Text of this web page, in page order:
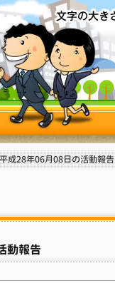
成28年06月08日の活動報告
動報告